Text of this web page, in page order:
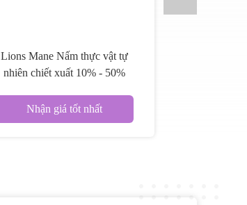
Lions Mane Nấm thực vật tự
nhiên chiết xuất 10% - 50%
Nhận giá tốt nhất